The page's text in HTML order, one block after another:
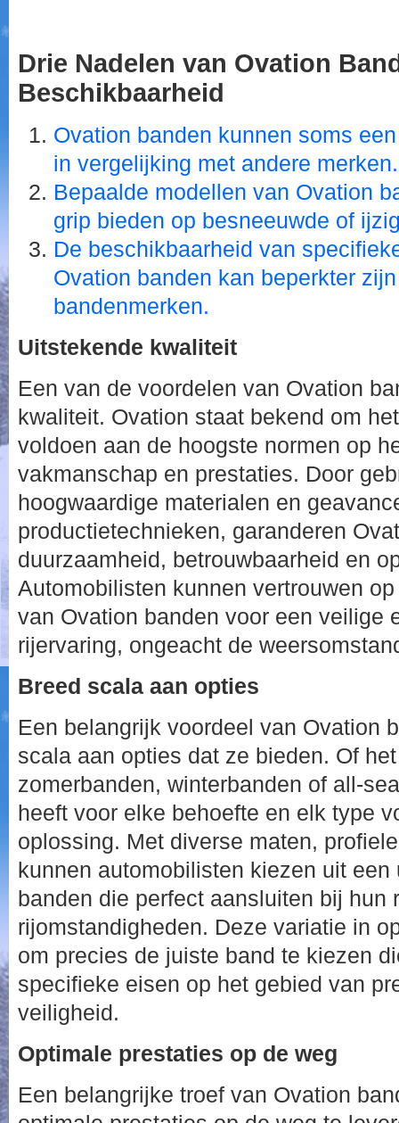
Drie Nadelen van Ovation
Beschikbaarheid
Ovation banden kunnen soms
in vergelijking met andere merken.
Bepaalde modellen van Ovation
grip bieden op besneeuwde of
De beschikbaarheid van
Ovation banden kan beperkter
bandenmerken.
Uitstekende kwaliteit
Een van de voordelen van Ovation
kwaliteit. Ovation staat bekend om
voldoen aan de hoogste normen op
vakmanschap en prestaties. Door
hoogwaardige materialen en
productietechnieken, garanderen
duurzaamheid, betrouwbaarheid en
Automobilisten kunnen vertrouwen
van Ovation banden voor een veilige
rijervaring, ongeacht de
Breed scala aan opties
Een belangrijk voordeel van Ovation
scala aan opties dat ze bieden. Of
zomerbanden, winterbanden of all-
heeft voor elke behoefte en elk type
oplossing. Met diverse maten,
kunnen automobilisten kiezen uit
banden die perfect aansluiten bij hun
rijomstandigheden. Deze variatie in
om precies de juiste band te kiezen
specifieke eisen op het gebied van
veiligheid.
Optimale prestaties op de weg
Een belangrijke troef van Ovation